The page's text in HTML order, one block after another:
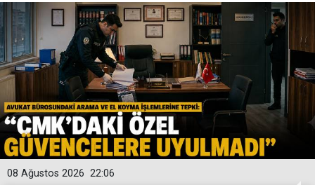
22:06
08 Ağustos 2026